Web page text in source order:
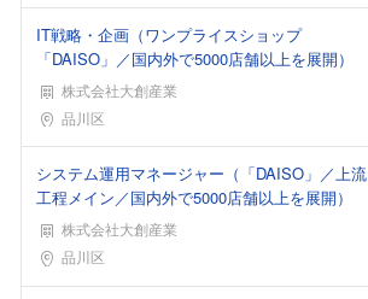
IT戦略・企画（ワンプライスショップ
「DAISO」／国内外で5000店舗以上を展開）
株式会社大創産業
勤務地品川区
システム運用マネージャー（「DAISO」／上流
工程メイン／国内外で5000店舗以上を展開）
株式会社大創産業
勤務地品川区